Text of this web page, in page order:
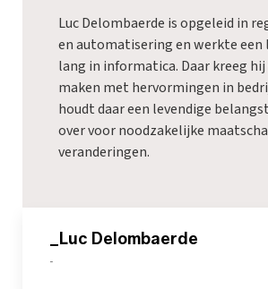
Luc Delombaerde is opgeleid in
en automatisering en werkte een
lang in informatica. Daar kreeg hij
maken met hervormingen in
houdt daar een levendige
over voor noodzakelijke
veranderingen.
_Luc Delombaerde
-